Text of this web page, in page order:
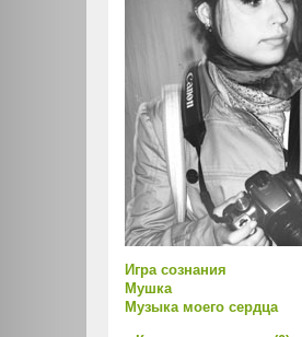
Игра сознания
Мушка
Музыка моего сердца